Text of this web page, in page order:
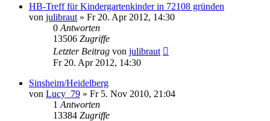
HB-Treff für Kindergartenkinder in 72108 gründen
von julibraut » Fr 20. Apr 2012, 14:30
0 Antworten
13506 Zugriffe
Letzter Beitrag von julibraut
Fr 20. Apr 2012, 14:30
Sinsheim/Heidelberg
von Lucy_79 » Fr 5. Nov 2010, 21:04
1 Antworten
13384 Zugriffe